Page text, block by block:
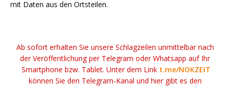
mit Daten aus den Ortsteilen.
Ab sofort erhalten Sie unsere Schlagzeilen unmittelbar nach
der Veröffentlichung per Telegram oder Whatsapp auf Ihr
Smartphone bzw. Tablet. Unter dem Link t.me/NOKZEIT
können Sie den Telegram-Kanal und hier gibt es den